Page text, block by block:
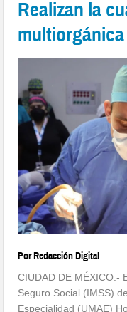
Realizan la
Por Redacción Digital
CIUDAD DE MÉXICO.-
Seguro Social (IMSS)
Especialidad (UMAE)